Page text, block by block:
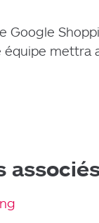
Google
mettra